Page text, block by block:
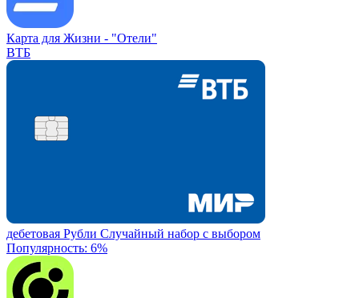
Карта для Жизни - "Отели"
ВТБ
дебетовая Рубли Случайный набор с выбором
Популярность: 6%